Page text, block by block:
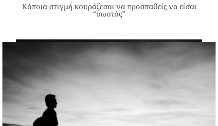
Κάποια στιγμή κουράζεσαι να προσπαθείς να είσαι
“σωστός”